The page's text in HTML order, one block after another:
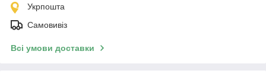
Укрпошта
Самовивіз
Всі умови доставки